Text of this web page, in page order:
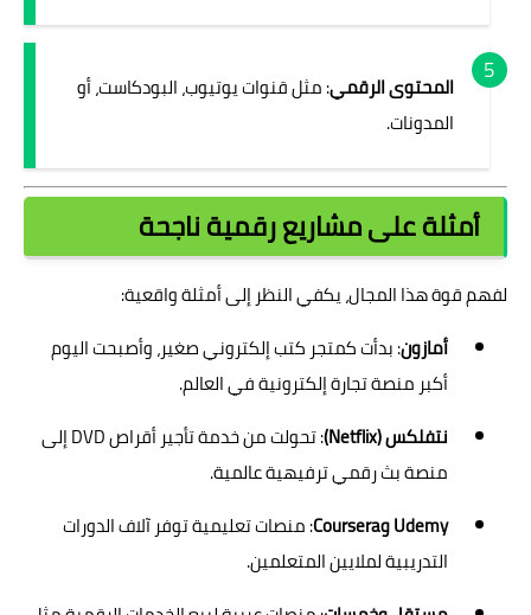
المحتوى الرقمي: مثل قنوات يوتيوب، البودكاست، أو
المدونات.
أمثلة على مشاريع رقمية ناجحة
لفهم قوة هذا المجال، يكفي النظر إلى أمثلة واقعية:
أمازون: بدأت كمتجر كتب إلكتروني صغير، وأصبحت اليوم
أكبر منصة تجارة إلكترونية في العالم.
نتفلكس (Netflix)
: تحولت من خدمة تأجير أقراص DVD إلى
منصة بث رقمي ترفيهية عالمية.
Udemy وCoursera
: منصات تعليمية توفر آلاف الدورات
التدريبية لملايين المتعلمين.